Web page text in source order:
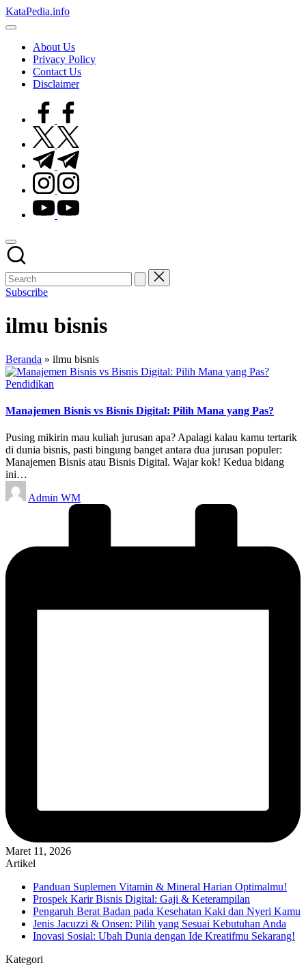
Skip
to
KataPedia.info
Berita
TerbaruAbout Us
Privacy Policy
Contact Us
Disclaimer
facebook.com
twitter.com
t.me
instagram.com
youtube.com
Subscribe
ilmu bisnis
Beranda » ilmu bisnis
Posted
Pendidikan
Manajemen Bisnis vs Bisnis Digital: Pilih Mana yang Pas?
Pusing mikirin mau kuliah jurusan apa? Apalagi kalau kamu tertarik
di dunia bisnis, pasti bingung banget antara dua jurusan populer:
Manajemen Bisnis atau Bisnis Digital. Wajar kok! Kedua bidang
ini…
Posted
by
Admin WM
Maret 11, 2026
Artikel
Panduan Suplemen Vitamin & Mineral Harian Optimalmu!
Prospek Karir Bisnis Digital: Gaji & Keterampilan
Pengaruh Berat Badan pada Kesehatan Kaki dan Nyeri Kamu
Jenis Jacuzzi & Onsen: Pilih yang Sesuai Kebutuhan Anda
Inovasi Sosial: Ubah Dunia dengan Ide Kreatifmu Sekarang!
Kategori